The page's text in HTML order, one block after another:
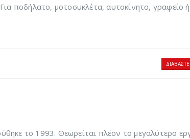
ποδήλατο, μοτοσυκλέτα, αυτοκίνητο, γραφείο ή
το 1993. Θεωρείται πλέον το μεγαλύτερο